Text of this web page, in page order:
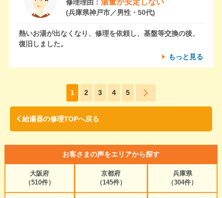
修理理由：
(兵庫県神戸市／男性・50代)
熱いお湯が出なくなり、修理を依頼し、基盤等交換の後、
復旧しました。
もっと見る
1 2 3 4 5
給湯器の修理TOPへ戻る
お客さまの声をエリアから探す
大阪府
（510件）
京都府
（145件）
兵庫県
（304件）